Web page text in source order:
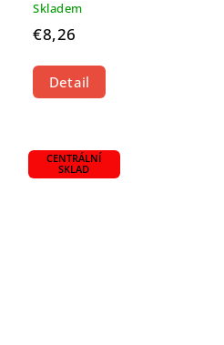
Skladem
€8,26
Detail
CENTRÁLNÍ
SKLAD